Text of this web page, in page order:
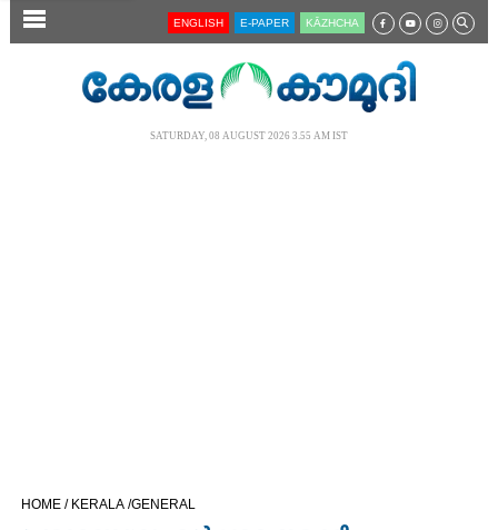
SECTIONS ENGLISH E-PAPER KĀZHCHA
SATURDAY, 08 AUGUST 2026 3.55 AM IST
HOME / KERALA /GENERAL